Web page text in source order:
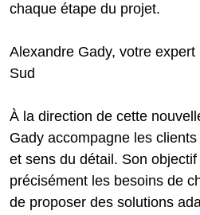
chaque étape du projet.
Alexandre Gady, votre
Sud
À la direction de cette
Gady accompagne les
et sens du détail. Son
précisément les besoins de
de proposer des solutions